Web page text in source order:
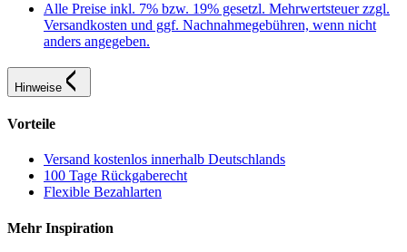
Alle Preise inkl. 7% bzw. 19% gesetzl. Mehrwertsteuer zzgl.
Versandkosten und ggf. Nachnahmegebühren, wenn nicht
anders angegeben.
Hinweise
Vorteile
Versand kostenlos innerhalb Deutschlands
100 Tage Rückgaberecht
Flexible Bezahlarten
Mehr Inspiration